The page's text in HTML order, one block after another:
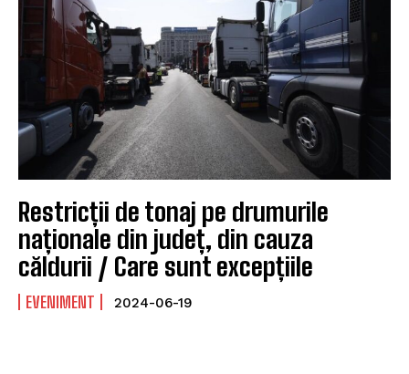
Restricții de tonaj pe drumurile
naționale din județ, din cauza
căldurii / Care sunt excepțiile
EVENIMENT 2024-06-19